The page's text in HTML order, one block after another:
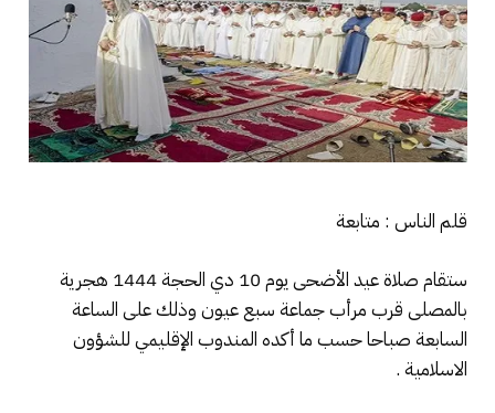
قلم الناس : متابعة
ستقام صلاة عيد الأضحى يوم 10 دي الحجة 1444 هجرية
بالمصلى قرب مرأب جماعة سبع عيون وذلك على الساعة
السابعة صباحا حسب ما أكده المندوب الإقليمي للشؤون
الاسلامية .